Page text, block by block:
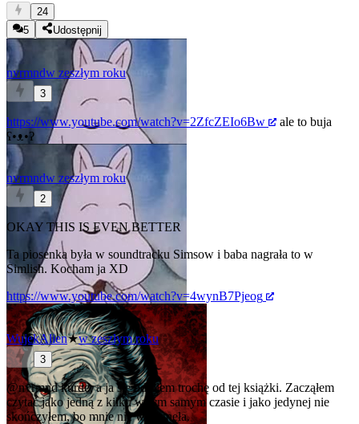
24
5
Udostępnij
nvrmndw zeszłym roku
3
https://www.youtube.com/watch?v=2ZfcZEIo6Bw
ale to buja
ʕ•ᴥ•ʔ
nvrmndw zeszłym roku
2
OKAY THIS IS EVEN BETTER
Ta piosenka była w soundtracku Simsow i baba nagrała to w
Simlish. Kocham ja XD
https://www.youtube.com/watch?v=4wynB7Pjeog
WujekAlien★w zeszłym roku
3
@nvrmndkurde, a ja się odbiłem trochę od tej książki. Zacząłem
czytać jako jedną z kilku w tym samym czasie i jako jedynej nie
skończyłem, bo mnie nie wciągnęła.